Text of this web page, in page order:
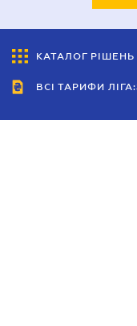
КАТАЛОГ РІШЕНЬ
ВСІ ТАРИФИ